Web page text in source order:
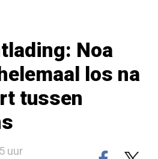
Noa
los na
tussen
uur